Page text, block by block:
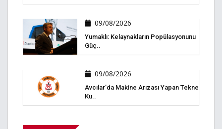
09/08/2026
Yumaklı: Kelaynakların Popülasyonunu
Güç..
09/08/2026
Avcılar’da Makine Arızası Yapan Tekne
Ku..